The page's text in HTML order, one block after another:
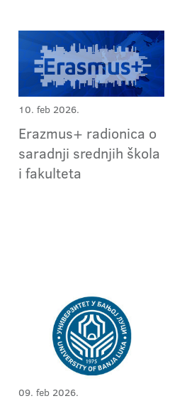
10. feb 2026.
Erazmus+ radionica o
saradnji srednjih škola
i fakulteta
09. feb 2026.